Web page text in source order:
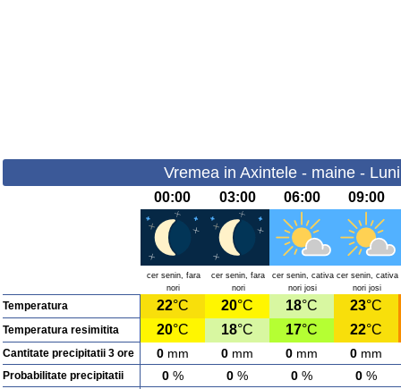
Vremea in Axintele - maine -
00:00 03:00 06:00 09:00
cer senin, fara
nori
cer senin, fara
nori
cer senin, cativa
nori josi
cer senin, cativa
nori josi
Temperatura 22°C 20°C 18°C 23°C
Temperatura resimitita 20°C 18°C 17°C 22°C
Cantitate precipitatii 3 ore 0 mm 0 mm 0 mm 0 mm
Probabilitate precipitatii 0 % 0 % 0 % 0 %